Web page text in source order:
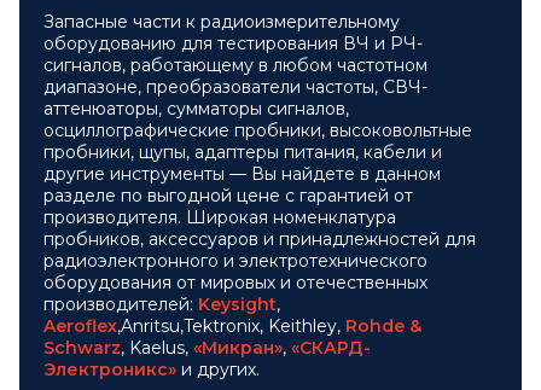
Запасные части к радиоизмерительному
оборудованию для тестирования ВЧ и РЧ-
сигналов, работающему в любом частотном
диапазоне, преобразователи частоты, СВЧ-
аттенюаторы, сумматоры сигналов,
осциллографические пробники, высоковольтные
пробники, щупы, адаптеры питания, кабели и
другие инструменты — Вы найдете в данном
разделе по выгодной цене с гарантией от
производителя. Широкая номенклатура
пробников, аксессуаров и принадлежностей для
радиоэлектронного и электротехнического
оборудования от мировых и отечественных
производителей: Keysight,
Aeroflex,Anritsu,Tektronix, Keithley, Rohde &
Schwarz, Kaelus, «Микран», «СКАРД-
Электроникс» и других.